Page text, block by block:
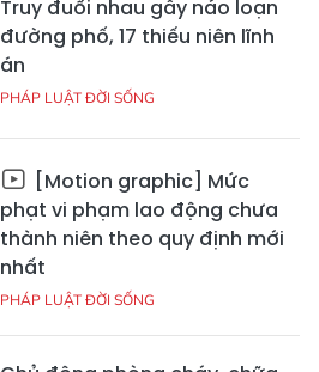
Truy đuổi nhau gây náo loạn
đường phố, 17 thiếu niên lĩnh
án
PHÁP LUẬT ĐỜI SỐNG
[Motion graphic] Mức
phạt vi phạm lao động chưa
thành niên theo quy định mới
nhất
PHÁP LUẬT ĐỜI SỐNG